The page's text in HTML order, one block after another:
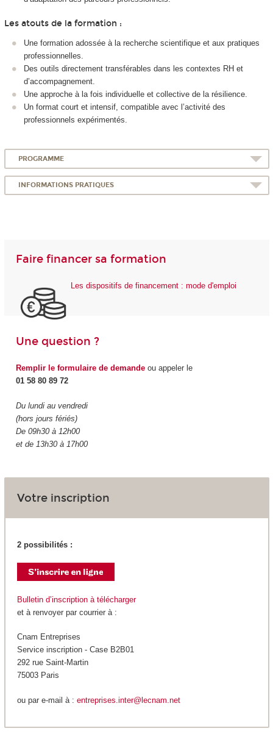
Les atouts de la formation :
Une formation adossée à la recherche scientifique et aux pratiques
professionnelles.
Des outils directement transférables dans les contextes RH et
d’accompagnement.
Une approche à la fois individuelle et collective de la résilience.
Un format court et intensif, compatible avec l’activité des
professionnels expérimentés.
PROGRAMME
INFORMATIONS PRATIQUES
Faire financer sa formation
Les dispositifs de financement : mode d'emploi
Une question ?
Remplir le formulaire de demandeou appeler le
01 58 80 89 72
Du lundi au vendredi
(hors jours fériés)
De 09h30 à 12h00
et de 13h30 à 17h00
Votre inscription
2 possibilités :
Bulletin d’inscription à télécharger
et à renvoyer par courrier à :
Cnam Entreprises
Service inscription - Case B2B01
292 rue Saint-Martin
75003 Paris
ou par e-mail à : entreprises.inter@lecnam.net